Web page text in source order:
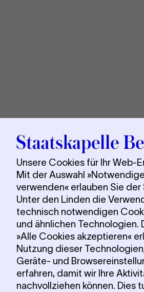
Unsere Cookies für Ihr Web-
Mit der Auswahl
verwenden« erlauben Sie
Unter den Linden die
technisch notwendigen
und ähnlichen Technologien.
»Alle Cookies akzeptieren«
Nutzung dieser
Geräte- und
erfahren, damit wir Ihre
nachvollziehen können. Dies